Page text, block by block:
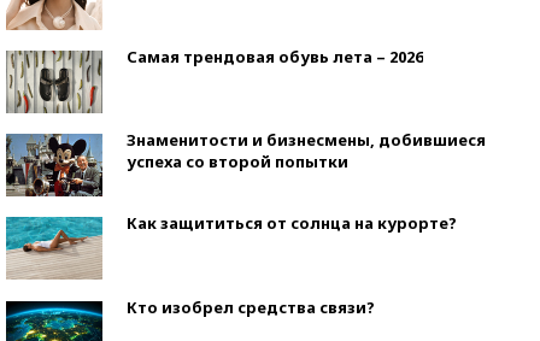
Самая трендовая обувь лета – 2026
Знаменитости и бизнесмены, добившиеся
успеха со второй попытки
Как защититься от солнца на курорте?
Кто изобрел средства связи?